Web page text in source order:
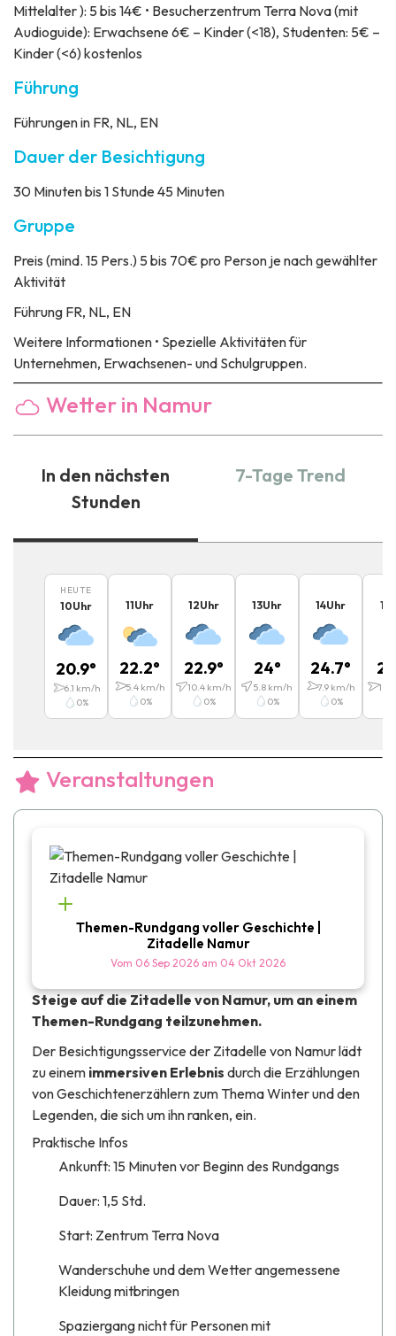
Mittelalter ): 5 bis 14€ • Besucherzentrum Terra Nova (mit
Audioguide): Erwachsene 6€ – Kinder (<18), Studenten: 5€ –
Kinder (<6) kostenlos
Führung
Führungen in FR, NL, EN
Dauer der Besichtigung
30 Minuten bis 1 Stunde 45 Minuten
Gruppe
Preis (mind. 15 Pers.) 5 bis 70€ pro Person je nach gewählter
Aktivität
Führung FR, NL, EN
Weitere Informationen • Spezielle Aktivitäten für
Unternehmen, Erwachsenen- und Schulgruppen.
Wetter in Namur
In den nächsten
Stunden
7-Tage Trend
HEUTE
10Uhr
20.9°
6.1 km/h
0%
11Uhr
22.2°
5.4 km/h
0%
12Uhr
22.9°
10.4km/h
0%
13Uhr
24°
5.8 km/h
0%
14Uhr
24.7°
7.9 km/h
0%
15
10.8
Veranstaltungen
Themen-Rundgang voller Geschichte |
Zitadelle Namur
Vom 06 Sep 2026 am 04 Okt 2026
Steige auf die Zitadelle von Namur, um an einem
Themen-Rundgang teilzunehmen.
Der Besichtigungsservice der Zitadelle von Namur lädt
zu einem immersiven Erlebnis durch die Erzählungen
von Geschichtenerzählern zum Thema Winter und den
Legenden, die sich um ihn ranken, ein.
Praktische Infos
Ankunft: 15 Minuten vor Beginn des Rundgangs
Dauer: 1,5 Std.
Start: Zentrum Terra Nova
Wanderschuhe und dem Wetter angemessene
Kleidung mitbringen
Spaziergang nicht für Personen mit